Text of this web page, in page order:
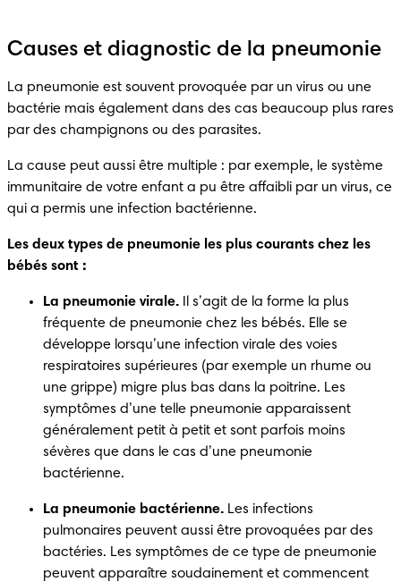
Causes et diagnostic de la pneumonie
La pneumonie est souvent provoquée par un virus ou une
bactérie mais également dans des cas beaucoup plus rares
par des champignons ou des parasites.
La cause peut aussi être multiple : par exemple, le système
immunitaire de votre enfant a pu être affaibli par un virus, ce
qui a permis une infection bactérienne.
Les deux types de pneumonie les plus courants chez les
bébés sont :
La pneumonie virale. Il s’agit de la forme la plus
fréquente de pneumonie chez les bébés. Elle se
développe lorsqu’une infection virale des voies
respiratoires supérieures (par exemple un rhume ou
une grippe) migre plus bas dans la poitrine. Les
symptômes d’une telle pneumonie apparaissent
généralement petit à petit et sont parfois moins
sévères que dans le cas d’une pneumonie
bactérienne.
La pneumonie bactérienne. Les infections
pulmonaires peuvent aussi être provoquées par des
bactéries. Les symptômes de ce type de pneumonie
peuvent apparaître soudainement et commencent